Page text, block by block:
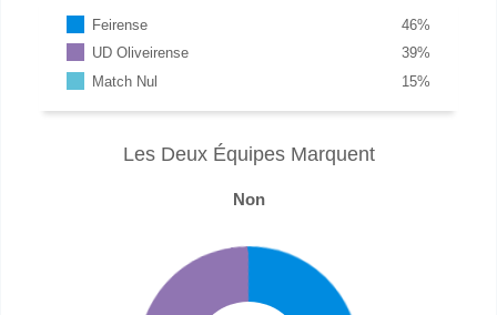
Feirense %
46
UD Oliveirense
%
39
Match Nul
%
15
Les Deux Équipes Marquent
Non